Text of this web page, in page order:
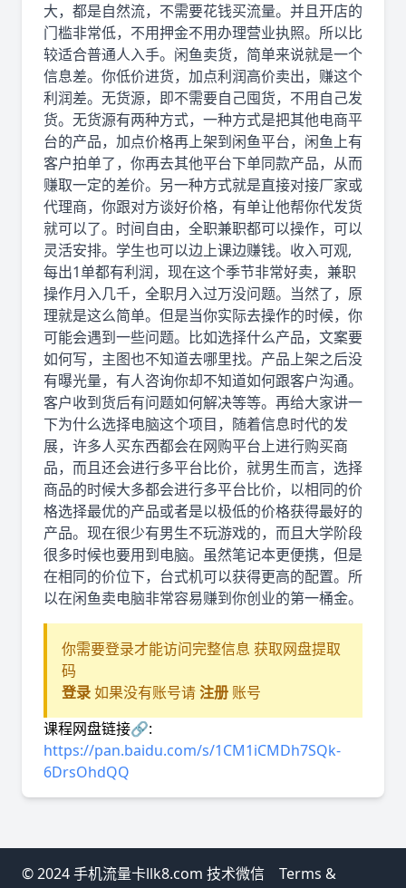
大，都是自然流，不需要花钱买流量。并且开店的
门槛非常低，不用押金不用办理营业执照。所以比
较适合普通人入手。闲鱼卖货，简单来说就是一个
信息差。你低价进货，加点利润高价卖出，赚这个
利润差。无货源，即不需要自己囤货，不用自己发
货。无货源有两种方式，一种方式是把其他电商平
台的产品，加点价格再上架到闲鱼平台，闲鱼上有
客户拍单了，你再去其他平台下单同款产品，从而
赚取一定的差价。另一种方式就是直接对接厂家或
代理商，你跟对方谈好价格，有单让他帮你代发货
就可以了。时间自由，全职兼职都可以操作，可以
灵活安排。学生也可以边上课边赚钱。收入可观,
每出1单都有利润，现在这个季节非常好卖，兼职
操作月入几千，全职月入过万没问题。当然了，原
理就是这么简单。但是当你实际去操作的时候，你
可能会遇到一些问题。比如选择什么产品，文案要
如何写，主图也不知道去哪里找。产品上架之后没
有曝光量，有人咨询你却不知道如何跟客户沟通。
客户收到货后有问题如何解决等等。再给大家讲一
下为什么选择电脑这个项目，随着信息时代的发
展，许多人买东西都会在网购平台上进行购买商
品，而且还会进行多平台比价，就男生而言，选择
商品的时候大多都会进行多平台比价，以相同的价
格选择最优的产品或者是以极低的价格获得最好的
产品。现在很少有男生不玩游戏的，而且大学阶段
很多时候也要用到电脑。虽然笔记本更便携，但是
在相同的价位下，台式机可以获得更高的配置。所
以在闲鱼卖电脑非常容易赚到你创业的第一桶金。
你需要登录才能访问完整信息 获取网盘提取
码
登录如果没有账号请注册 账号
课程网盘链接🔗:
https://pan.baidu.com/s/1CM1iCMDh7SQk-
6DrsOhdQQ
© 2024 手机流量卡llk8.com 技术微信
Terms &